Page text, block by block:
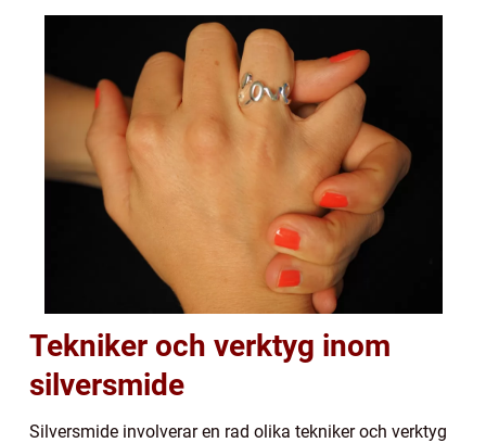
Tekniker och verktyg inom
silversmide
Silversmide involverar en rad olika tekniker och verktyg